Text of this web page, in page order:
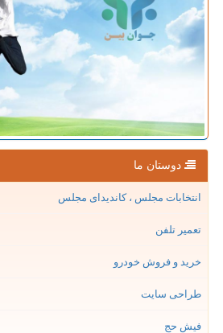
دوستان ما
انتخابات مجلس ، کاندیدای مجلس
تعمیر تلفن
خرید و فروش خودرو
طراحی سایت
فیش حج